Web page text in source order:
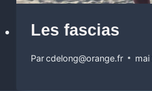
Les fascias
Parcdelong@orange.fr